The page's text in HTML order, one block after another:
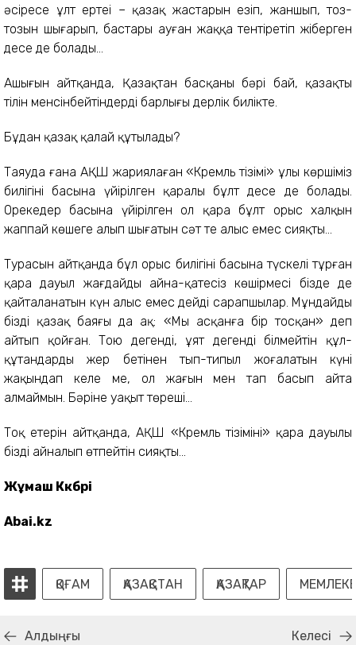
әсіресе ұлт ертеңі – қазақ жастарын езіп, жаншып, тоз-
тозын шығарып, бастары ауған жаққа тентіретіп жіберген
десе де болады...
Ашығын айтқанда, Қазақтан басқаның бәрі бай, қазақтың
тілін менсінбейтіндердің барлығы дерлік билікте.
Бұдан қазақ қалай құтылады?
Таяуда ғана АҚШ жариялаған «Кремль тізімі» ұлы көршіміз
билігінің басына үйірілген қаралы бұлт десе де болады.
Орекеңдер басына үйірілген ол қара бұлт орыс халқын
жаппай көшеге алып шығатын сәт те алыс емес сияқты...
Турасын айтқанда бұл орыс билігінің басына түскелі тұрған
қара дауыл жағдайдың айна-қатесіз көшірмесі бізде де
қайталанатын күн алыс емес дейді сарапшылар. Мұндайды
біздің қазақ баяғы да ақ: «Мың асқанға бір тосқан» деп
айтып қойған. Тою дегенді, ұят дегенді білмейтін құл-
құтандардың жер бетінен тып-типыл жоғалатын күні
жақындап келе ме, ол жағын мен тап басып айта
алмаймын. Бәріне уақыт төреші...
Тоқ етерін айтқанда, АҚШ «Кремль тізімінің» қара дауылы
бізді айналып өтпейтін сияқты...
Жұмаш Көкбөрі
Abai.kz
ҚОҒАМ ҚАЗАҚСТАН ҚАЗАҚТАР
Алдыңғы Келесі